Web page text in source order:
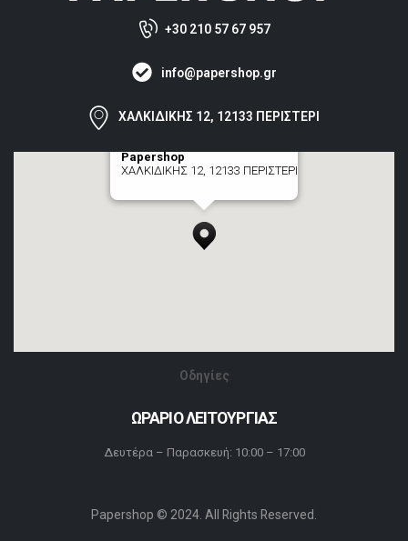
+30 210 57 67 957
info@papershop.gr
ΧΑΛΚΙΔΙΚΗΣ 12, 12133 ΠΕΡΙΣΤΕΡΙ
Papershop
ΧΑΛΚΙΔΙΚΗΣ 12, 12133 ΠΕΡΙΣΤΕΡΙ
Οδηγίες
ΩΡΑΡΙΟ ΛΕΙΤΟΥΡΓΙΑΣ
Δευτέρα – Παρασκευή: 10:00 – 17:00
Papershop © 2024. All Rights Reserved.